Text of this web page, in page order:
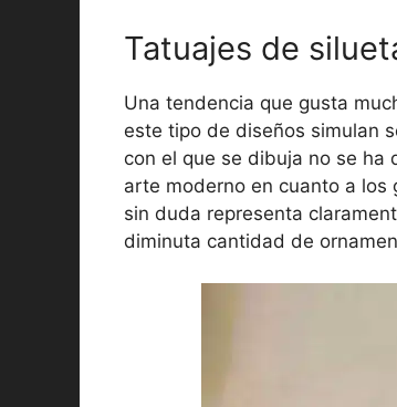
Tatuajes de
Una tendencia que gusta
este tipo de diseños simulan
con el que se dibuja no se ha
arte moderno en cuanto a los
sin duda representa
diminuta cantidad de